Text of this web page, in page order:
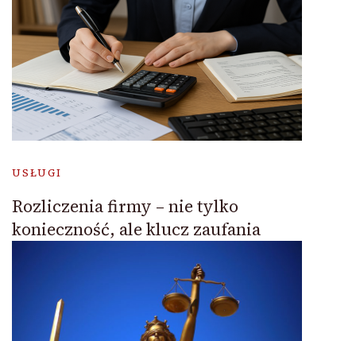
USŁUGI
Rozliczenia firmy – nie tylko
konieczność, ale klucz zaufania